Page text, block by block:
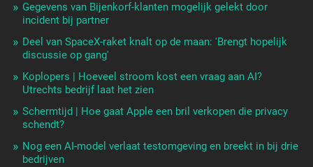
Gegevens van Bijenkorf-klanten mogelijk gelekt door
incident bij partner
Deel van SpaceX-raket knalt op de maan: 'Brengt hopelijk
discussie op gang'
Koplopers | Hoeveel stroom kost een vraag aan AI?
Utrechts bedrijf laat het zien
Schermtijd | Hoe gaat Apple een bril verkopen die privacy
schendt?
Nog een AI-model verlaat testomgeving en breekt in bij drie
bedrijven